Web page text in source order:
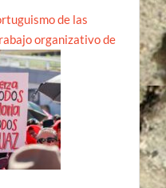
de las
organizativo de